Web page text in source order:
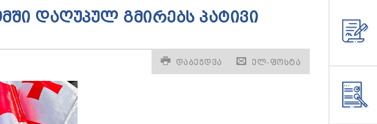
ᲓᲐᲦᲣᲞᲣᲚ ᲒᲛᲘᲠᲔᲑᲡ ᲞᲐᲢᲘᲕᲘ
ᲓᲐᲑᲔᲭᲓᲕᲐ ᲔᲚ-ᲤᲝᲡᲢᲐ